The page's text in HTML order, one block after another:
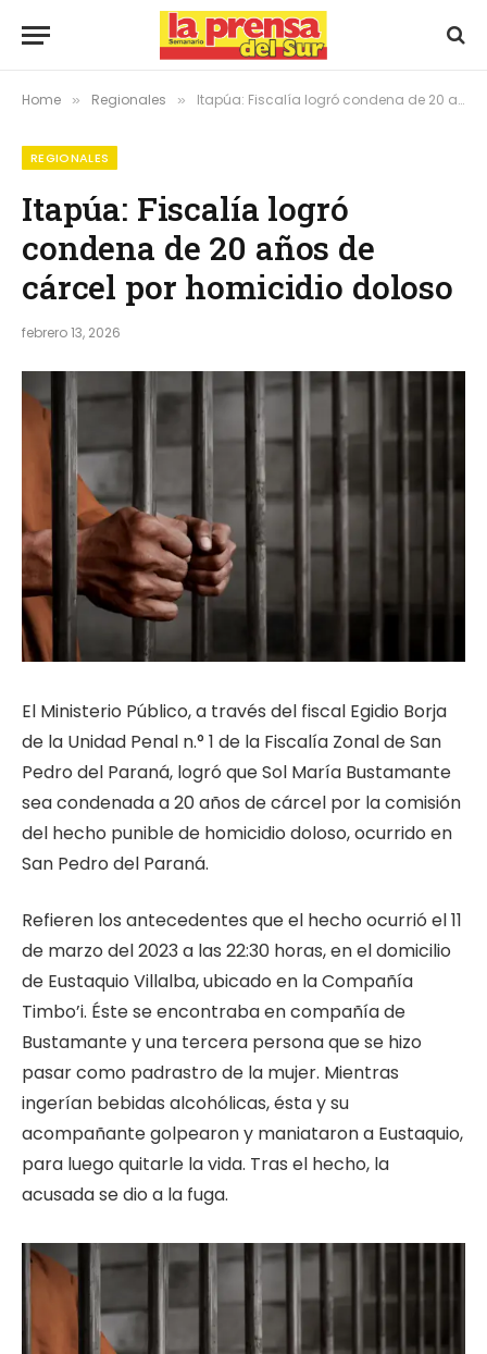
Home » Regionales » Itapúa: Fiscalía logró condena de 20 años de cárcel por homicidio doloso
REGIONALES
Itapúa: Fiscalía logró
condena de 20 años de
cárcel por homicidio doloso
febrero 13, 2026
El Ministerio Público, a través del fiscal Egidio Borja
de la Unidad Penal n.° 1 de la Fiscalía Zonal de San
Pedro del Paraná, logró que Sol María Bustamante
sea condenada a 20 años de cárcel por la comisión
del hecho punible de homicidio doloso, ocurrido en
San Pedro del Paraná.
Refieren los antecedentes que el hecho ocurrió el 11
de marzo del 2023 a las 22:30 horas, en el domicilio
de Eustaquio Villalba, ubicado en la Compañía
Timbo’i. Éste se encontraba en compañía de
Bustamante y una tercera persona que se hizo
pasar como padrastro de la mujer. Mientras
ingerían bebidas alcohólicas, ésta y su
acompañante golpearon y maniataron a Eustaquio,
para luego quitarle la vida. Tras el hecho, la
acusada se dio a la fuga.